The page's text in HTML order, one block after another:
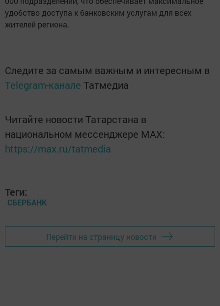
удобство доступа к банковским услугам для всех
жителей региона.
Следите за самым важным и интересным в
Telegram-канале Татмедиа
Читайте новости Татарстана в
национальном мессенджере MАХ:
https://max.ru/tatmedia
Теги:
СБЕРБАНК
Перейти на страницу новости